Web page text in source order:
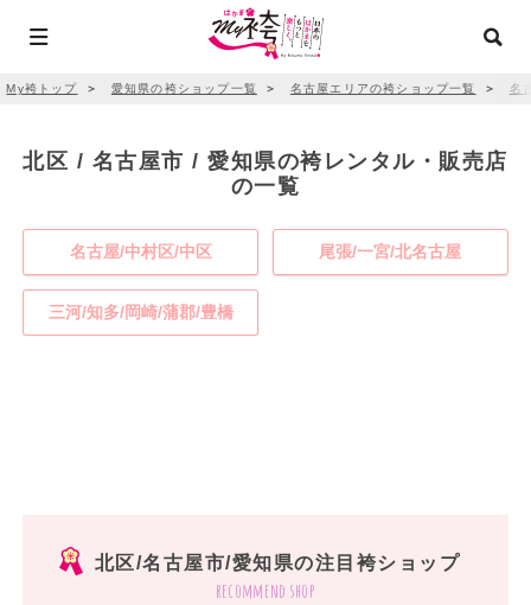
My袴トップ ＞ 愛知県の袴ショップ一覧 ＞ 名古屋エリアの袴ショップ一覧 ＞ 名
北区 / 名古屋市 / 愛知県の袴レンタル・販売店
の一覧
名古屋/中村区/中区 尾張/一宮/北名古屋
三河/知多/岡崎/蒲郡/豊橋
北区/名古屋市/愛知県の注目袴ショップ
recommend shop